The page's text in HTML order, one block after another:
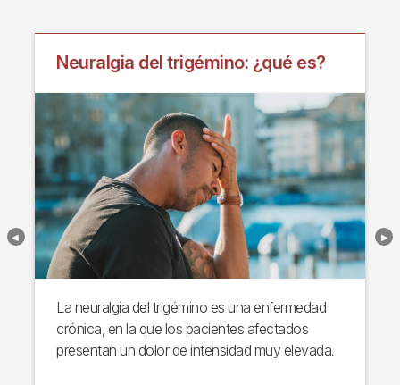
Neuralgia del trigémino: ¿qué es?
La neuralgia del trigémino es una enfermedad
crónica, en la que los pacientes afectados
presentan un dolor de intensidad muy elevada.